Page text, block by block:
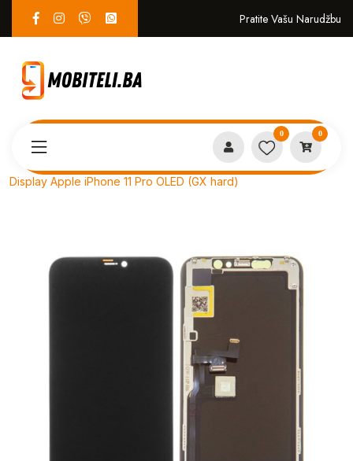
Pratite Vašu Narudžbu
0 0
Display Apple iPhone 11 Pro OLED (GX hard)